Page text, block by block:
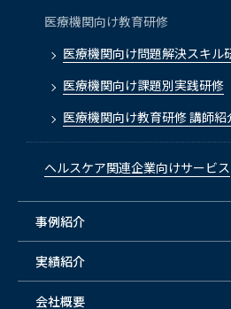
医療機関向け教育研修
医療機関向け問題解決スキル
医療機関向け課題別実践研修
医療機関向け教育研修 講師紹
ヘルスケア関連企業向けサービス
事例紹介
実績紹介
会社概要